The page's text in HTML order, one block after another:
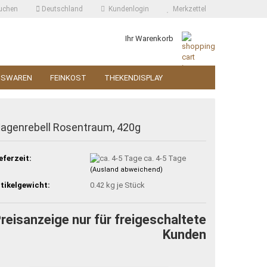
Deutschland Kundenlogin Merkzettel
Ihr Warenkorb
FEINKOST THEKENDISPLAY
Rosentraum, 420g
ca. 4-5 Tage
(Ausland abweichend)
0.42 kg je Stück
nur für freigeschaltete
Kunden